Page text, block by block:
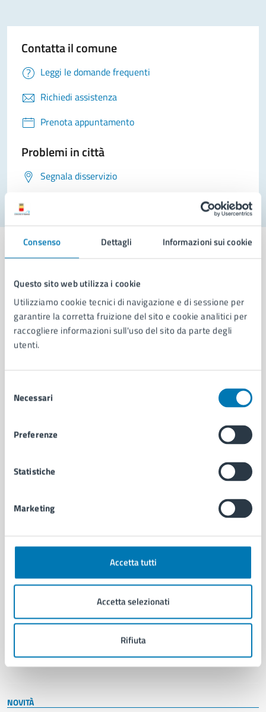
Consenso Dettagli Informazioni sui cookie
Questo sito web utilizza i cookie
Utilizziamo cookie tecnici di navigazione e di sessione per
garantire la corretta fruizione del sito e cookie analitici per
raccogliere informazioni sull'uso del sito da parte degli
utenti.
delNecessari
Preferenze
Statistiche
Marketing
Accetta tutti
Accetta selezionati
Rifiuta
Contatta il comune
Leggi le domande frequenti
Richiedi assistenza
Prenota appuntamento
Problemi in città
Segnala disservizio
Comune di Napoli
AMMINISTRAZIONE
Aree amministrative
Enti e fondazioni
Personale amministrativo
CATEGORIE DI SERVIZIO
Autorizzazioni
Documenti e certificati
Educazione e formazione
Giustizia e sicurezza pubblica
Imprese e commercio
Salute, benessere e assistenza
Vita lavorativa
NOVITÀ